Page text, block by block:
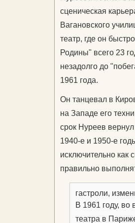
сценическая
Вагановского
театр, где он
Родины" всего 23
незадолго до
1961 года.
Он танцевал в
на Западе его
срок Нуреев
1940-е и 1950-е
исключительно
правильно
гастроли,
В 1961 году, во
театра в